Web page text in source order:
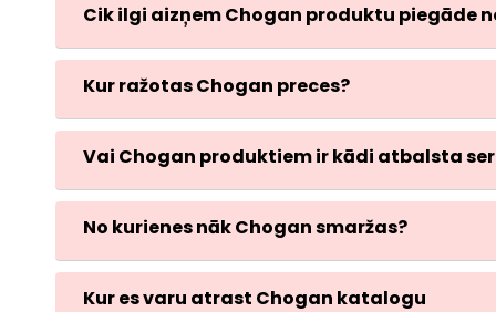
Cik ilgi aizņem Chogan produktu piegāde
Kur ražotas Chogan preces?
Vai Chogan produktiem ir kādi atbalsta
No kurienes nāk Chogan smaržas?
Kur es varu atrast Chogan katalogu